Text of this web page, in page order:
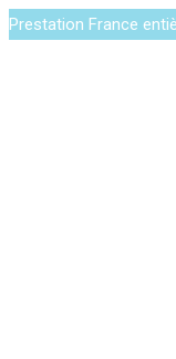
Prestation France